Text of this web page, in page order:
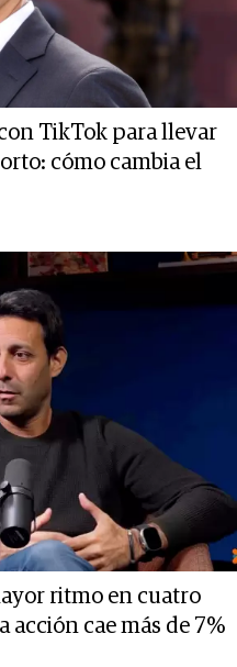
TikTok para llevar
cómo cambia el
ritmo en cuatro
acción cae más de 7%